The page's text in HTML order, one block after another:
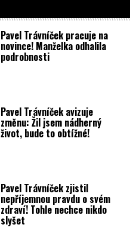
Pavel Trávníček pracuje na
novince! Manželka odhalila
podrobnosti
Pavel Trávníček avizuje
změnu: Žil jsem nádherný
život, bude to obtížné!
Pavel Trávníček zjistil
nepříjemnou pravdu o svém
zdraví! Tohle nechce nikdo
slyšet